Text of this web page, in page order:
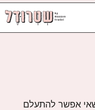
אפשר להתעלם